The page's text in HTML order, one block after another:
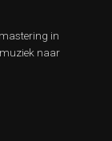
in
naar